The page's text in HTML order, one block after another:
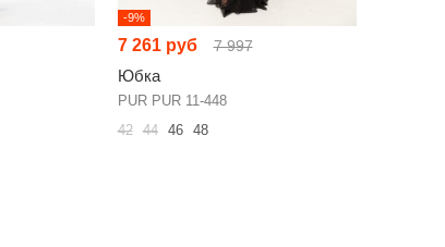
-9%
7 261 руб 7 997
Юбка
PUR PUR 11-448
42 44 46 48